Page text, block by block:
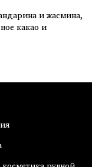
и жасмина,
какао и